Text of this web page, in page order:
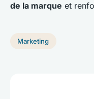
de la marque et
Marketing